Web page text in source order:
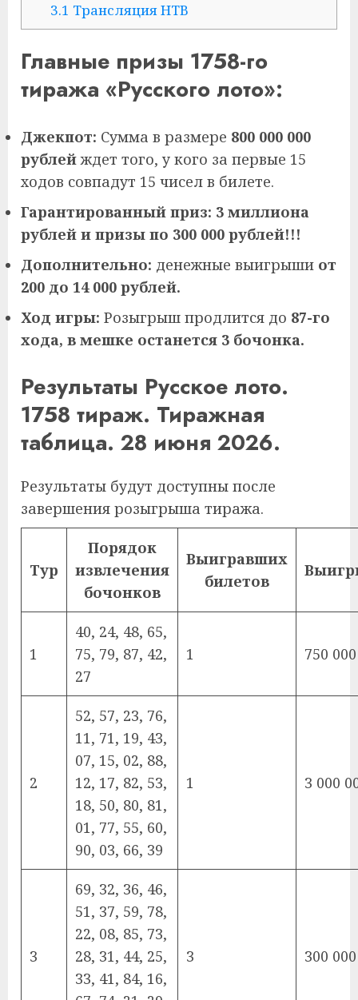
3.1 Трансляция НТВ
Главные призы 1758-го
тиража «Русского лото»:
Джекпот: Сумма в размере 800 000 000
рублейждет того, у кого за первые 15
ходов совпадут 15 чисел в билете.
Гарантированный приз: 3 миллиона
рублей и призы по 300 000 рублей!!!
Дополнительно: денежные выигрыши от
200 до 14 000 рублей.
Ход игры: Розыгрыш продлится до 87-го
хода, в мешке останется 3 бочонка.
Результаты Русское лото.
1758 тираж. Тиражная
таблица. 28 июня 2026.
Результаты будут доступны после
завершения розыгрыша тиража.
Тур
Порядок
извлечения
бочонков
Выигравших
билетов
1
40, 24, 48, 65,
75, 79, 87, 42,
27
1 750 000
2
52, 57, 23, 76,
11, 71, 19, 43,
07, 15, 02, 88,
12, 17, 82, 53,
18, 50, 80, 81,
01, 77, 55, 60,
90, 03, 66, 39
1 3 000
3
69, 32, 36, 46,
51, 37, 59, 78,
22, 08, 85, 73,
28, 31, 44, 25,
33, 41, 84, 16,
3 300 000